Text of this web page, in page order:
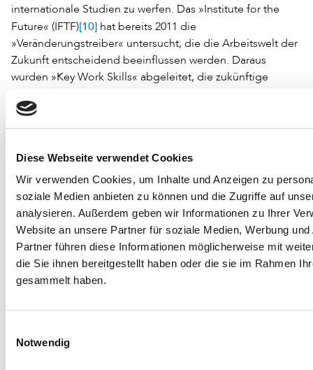
Diese Webseite verwendet Cookies
Wir verwenden Cookies, um Inhalte und Anzeigen zu
soziale Medien anbieten zu können und die Zugriffe auf
analysieren. Außerdem geben wir Informationen zu Ihrer
Website an unsere Partner für soziale Medien, Werbung
Partner führen diese Informationen möglicherweise mit
die Sie ihnen bereitgestellt haben oder die sie im Rahmen
gesammelt haben.
Notwendig
internationale Studien zu werfen. Das »Institute for the
Future« (IFTF)[10] hat bereits 2011 die
»Veränderungstreiber« untersucht, die die Arbeitswelt der
Zukunft entscheidend beeinflussen werden. Daraus
wurden »Key Work Skills« abgeleitet, die zukünftige
bewusst sowohl branchen- wie berufsbildunabhängig
vorgegangen und haben sich auf Kompetenzen
Settings eine Rolle spielen werden.
Die sechs »Veränderungstreiber« lassen sich – das ist
Bibliothekssektor übertragen und spiegeln zugleich die
von der IFLA identifizierten Trends wider. Beispielhaft
seien drei »Veränderungstreiber« genannt:
1. Extreme Longevity:
2. New Media Ecology: